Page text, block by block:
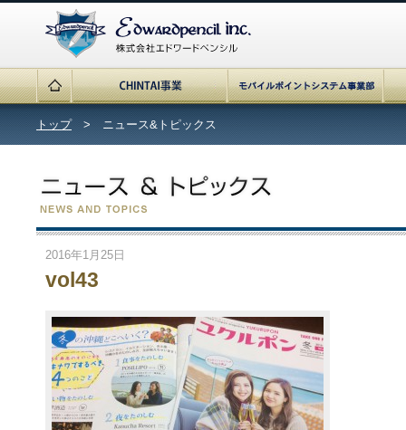
トップ> ニュース&トピックス
2016年1月25日
vol43